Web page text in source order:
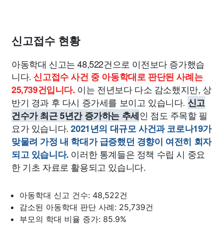
신고접수 현황
아동학대 신고는 48,522건으로 이전보다 증가했습
니다. 신고접수 사건 중 아동학대로 판단된 사례는
25,739건입니다. 이는 전년보다 다소 감소했지만, 상
반기 경과 후 다시 증가세를 보이고 있습니다. 신고
건수가 최근 5년간 증가하는 추세인 점도 주목할 필
요가 있습니다.2021년의 대규모 사건과 코로나19가
맞물려 가정 내 학대가 급증했던 경향이 여전히 회자
되고 있습니다. 이러한 통계들은 정책 수립 시 중요
한 기초 자료로 활용되고 있습니다.
아동학대 신고 건수: 48,522건
감소된 아동학대 판단 사례: 25,739건
부모의 학대 비율 증가: 85.9%